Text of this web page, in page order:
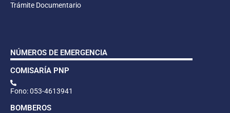
Trámite Documentario
NÚMEROS DE EMERGENCIA
COMISARÍA PNP
Fono: 053-4613941
BOMBEROS